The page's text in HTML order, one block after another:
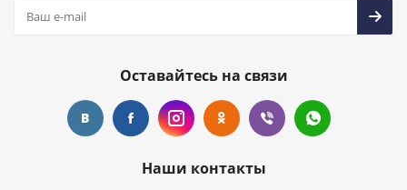
Оставайтесь на связи
Наши контакты